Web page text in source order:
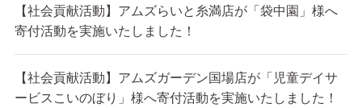
【社会貢献活動】アムズらいと糸満店が「袋中園」様へ
寄付活動を実施いたしました！
【社会貢献活動】アムズガーデン国場店が「児童デイサ
ービスこいのぼり」様へ寄付活動を実施いたしました！